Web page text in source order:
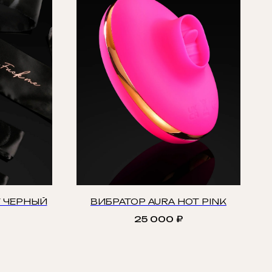
ЧЕРНЫЙ
ВИБРАТОР AURA HOT PINK
25 000 ₽